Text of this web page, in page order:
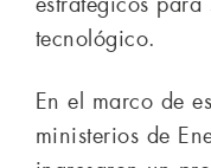
tecnológico.
En el marco de
ministerios de